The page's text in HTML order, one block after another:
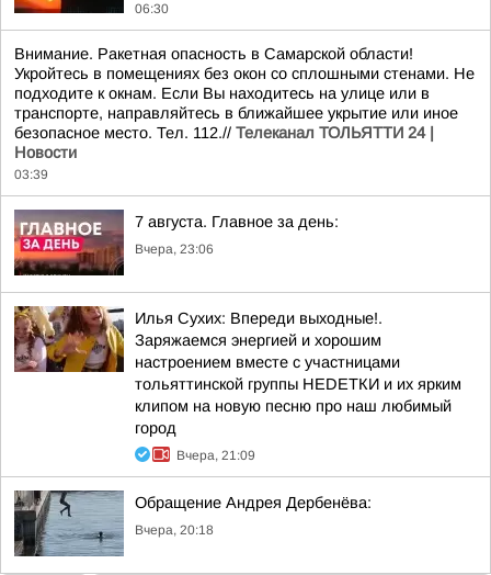
06:30
Внимание. Ракетная опасность в Самарской области!
Укройтесь в помещениях без окон со сплошными стенами. Не
подходите к окнам. Если Вы находитесь на улице или в
транспорте, направляйтесь в ближайшее укрытие или иное
безопасное место. Тел. 112.// Телеканал ТОЛЬЯТТИ 24 |
Новости
03:39
7 августа. Главное за день:
Вчера, 23:06
Илья Сухих: Впереди выходные!.
Заряжаемся энергией и хорошим
настроением вместе с участницами
тольяттинской группы НЕDЕТКИ и их ярким
клипом на новую песню про наш любимый
город
Вчера, 21:09
Обращение Андрея Дербенёва:
Вчера, 20:18